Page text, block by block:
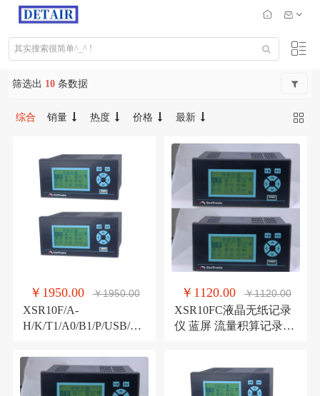
筛选出 10 条数据
综合 销量 热度 价格 最新
￥1950.00 ￥1950.00
XSR10F/A-
H/K/T1/A0/B1/P/USB/0/
记录仪
￥1120.00 ￥1120.00
XSR10FC液晶无纸记录
仪 蓝屏 流量积算记录仪